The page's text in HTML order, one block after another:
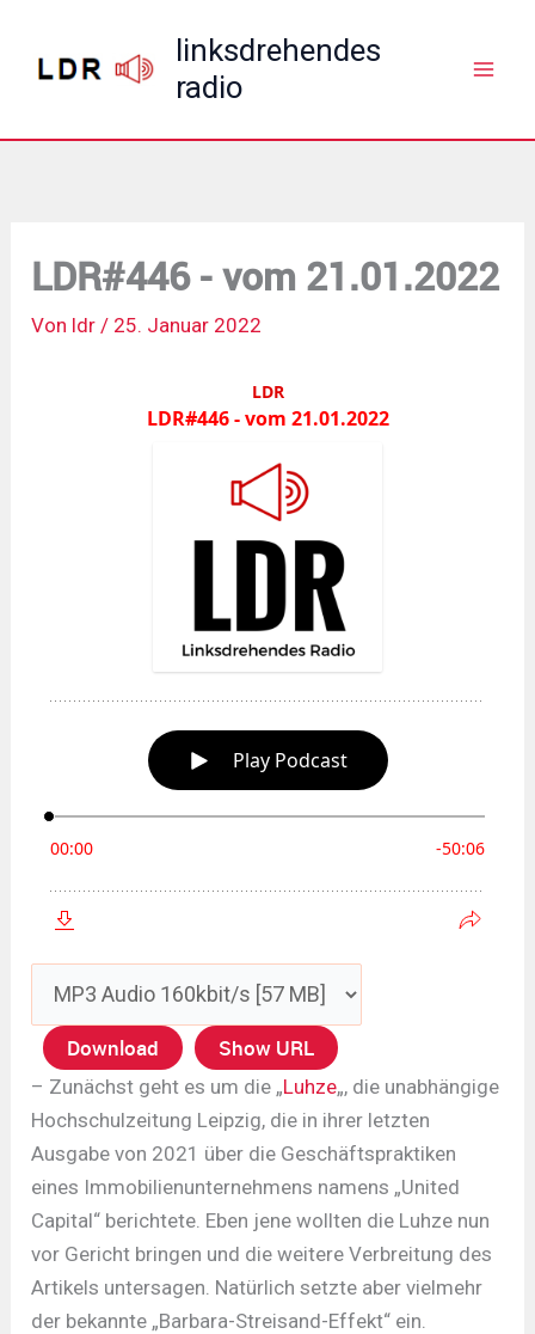
springen
linksdrehendes
radio
LDR#446 - vom 21.01.2022
Von ldr / 25. Januar 2022
Download Show URL
– Zunächst geht es um die „Luhze„, die unabhängige
Hochschulzeitung Leipzig, die in ihrer letzten
Ausgabe von 2021 über die Geschäftspraktiken
eines Immobilienunternehmens namens „United
Capital“ berichtete. Eben jene wollten die Luhze nun
vor Gericht bringen und die weitere Verbreitung des
Artikels untersagen. Natürlich setzte aber vielmehr
der bekannte „Barbara-Streisand-Effekt“ ein.